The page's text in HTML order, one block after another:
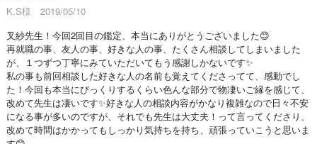
K.S様 2019/05/10
叉紗先生！今回2回目の鑑定、本当にありがとうございました😊
再就職の事、友人の事、好きな人の事、たくさん相談してしまいました
が、１つずつ丁寧にみていただいてもう感謝しかないです✨
私の事も前回相談した好きな人の名前も覚えてくださってて、感動でし
た！今回も本当にびっくりするくらい色んな部分で物凄いご縁を感じて、
改めて先生は凄いです✨好きな人の相談内容がかなり複雑なので日々不安
になる事が多いのですが、それでも先生は大丈夫！って言ってくださり、
改めて時間はかかってもしっかり気持ちを持ち、頑張っていこうと思いま